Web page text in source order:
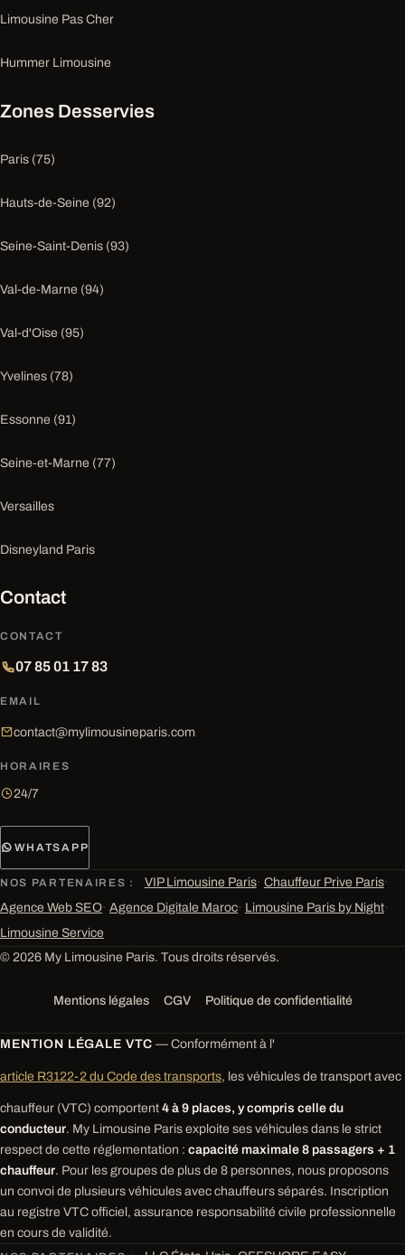
Limousine Pas Cher
Hummer Limousine
Zones Desservies
Paris (75)
Hauts-de-Seine (92)
Seine-Saint-Denis (93)
Val-de-Marne (94)
Val-d'Oise (95)
Yvelines (78)
Essonne (91)
Seine-et-Marne (77)
Versailles
Disneyland Paris
Contact
CONTACT
07 85 01 17 83
EMAIL
contact@mylimousineparis.com
HORAIRES
24/7
WHATSAPP
NOS PARTENAIRES : VIP Limousine Paris· Chauffeur Prive Paris·
Agence Web SEO· Agence Digitale Maroc· Limousine Paris by Night·
Limousine Service
© 2026 My Limousine Paris. Tous droits réservés.
Mentions légales CGV Politique de confidentialité
MENTION LÉGALE VTC — Conformément à l'
article R3122-2 du Code des transports, les véhicules de transport avec
chauffeur (VTC) comportent 4 à 9 places, y compris celle du
conducteur. My Limousine Paris exploite ses véhicules dans le strict
respect de cette réglementation : capacité maximale 8 passagers + 1
chauffeur. Pour les groupes de plus de 8 personnes, nous proposons
un convoi de plusieurs véhicules avec chauffeurs séparés. Inscription
au registre VTC officiel, assurance responsabilité civile professionnelle
en cours de validité.